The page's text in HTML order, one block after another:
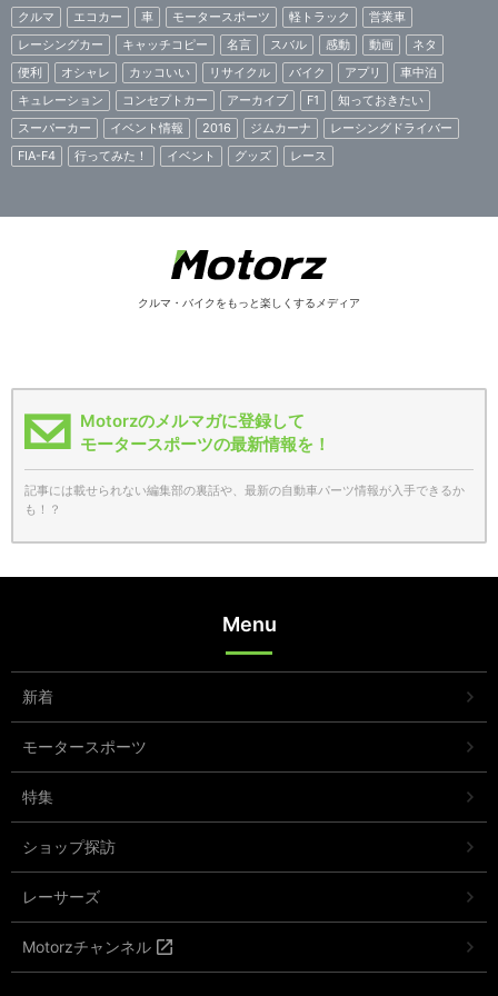
クルマ エコカー 車 モータースポーツ 軽トラック
営業車
レーシングカー
キャッチコピー 名言 スバル 感動 動画
ネタ
便利
オシャレ カッコいい リサイクル バイク アプリ
車中泊
キュレーション
コンセプトカー アーカイブ F1
知っておきたい
スーパーカー
イベント情報 2016 ジムカーナ
レーシングドライバー
FIA-F4
行ってみた！ イベント グッズ レース
クルマ・バイクをもっと楽しくするメディア
Motorzのメルマガに登録して
モータースポーツの最新情報を！
記事には載せられない編集部の裏話や、最新の自動車パーツ情報が入手できるか
も！？
Menu
新着
モータースポーツ
特集
ショップ探訪
レーサーズ
Motorzチャンネル